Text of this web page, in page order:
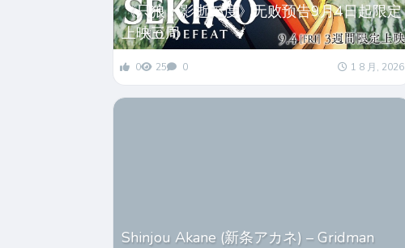
《只狼：影逝二度》无败预告9月4日起限定
上映三周
0 25 0 1 8 月, 2026
Shinjou Akane (新条アカネ) – Gridman